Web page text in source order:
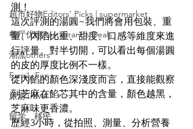
超市好物Editors' Picks | supermarket
餐厅优惠Restaurant's Deals
潮流others
Family Fun
旅游Travel
留学、移民
測！
這次評測的湯圓~我們將會用包裝、重
量、內陷比重、甜度、口感等維度來進
行評量。對半切開，可以看出每個湯圓
的皮的厚度比例不一樣。
從內餡的顏色深淺度而言，直接能觀察
到芝麻在餡芯其中的含量，顏色越黑，
芝麻味更香濃。
歷經3小時，從拍照、測量、分析營養